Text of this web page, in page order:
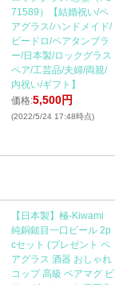
71589）【結婚祝い/ペ
アグラス/ハンドメイド/
ビードロ/ペアタンブラ
ー/日本製/ロックグラス
ペア/工芸品/夫婦/両親/
内祝い/ギフト】
価格:5,500円
(2022/5/24 17:48時点)
【日本製】極-Kiwami
純銅鎚目一口ビール 2p
cセット (プレゼント ペ
アグラス 酒器 おしゃれ
コップ 高級 ペアマグ ビ